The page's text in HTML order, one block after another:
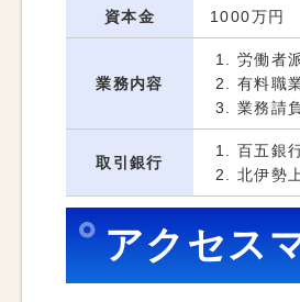
資本金 1000万円
業務内容
労働者
有料職
業務請
取引銀行
百五銀
北伊勢
アクセス